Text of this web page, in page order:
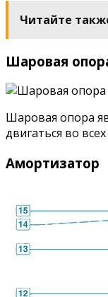
Читайте
Шаровая
Шаровая опора
двигаться во
Амортизатор